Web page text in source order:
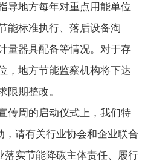
导地方每年对重点用能单位
能标准执行、落后设备淘
量器具配备等情况。对于存
，地方节能监察机构将下达
限期整改。
传周的启动仪式上，我们特
，请有关行业协会和企业联合
落实节能降碳主体责任、履行